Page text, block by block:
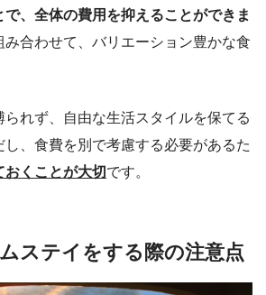
、全体の費用を抑えることができま
み合わせて、バリエーション豊かな食
られず、自由な生活スタイルを保てる
、食費を別で考慮する必要があるた
くことが大切 です。
ステイをする際の注意点